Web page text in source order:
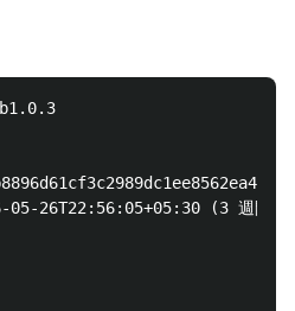
26T22:56:05+05:30 (3 週間前